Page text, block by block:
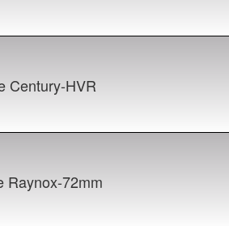
Century-HVR
Raynox-72mm